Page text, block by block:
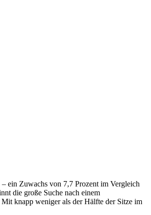
ein Zuwachs von 7,7 Prozent im Vergleich
die große Suche nach einem
knapp weniger als der Hälfte der Sitze im